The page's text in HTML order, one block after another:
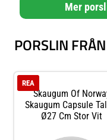
Mer
PORSLIN
Skaugum Of
Skaugum Capsule
Ø27 Cm Stor Vit
REA